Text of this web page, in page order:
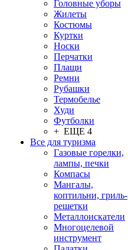
Головные уборы
Жилеты
Костюмы
Куртки
Носки
Перчатки
Плащи
Ремни
Рубашки
Термобелье
Худи
Футболки
+ ЕЩЕ 4
Все для туризма
Газовые горелки,
лампы, печки
Компасы
Мангалы,
коптильни, гриль-
решетки
Металлоискатели
Многоцелевой
инструмент